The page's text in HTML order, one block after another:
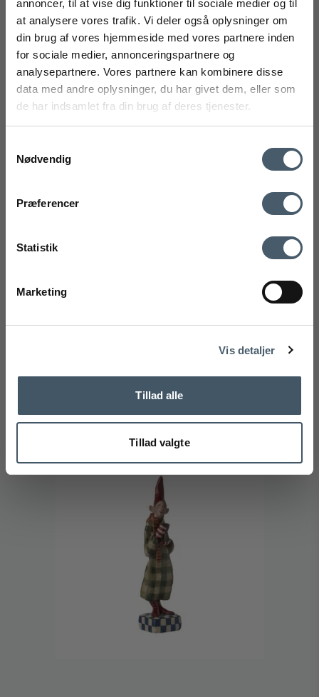
annoncer, til at vise dig funktioner til sociale medier og til
at analysere vores trafik. Vi deler også oplysninger om
din brug af vores hjemmeside med vores partnere inden
for sociale medier, annonceringspartnere og
analysepartnere. Vores partnere kan kombinere disse
data med andre oplysninger, du har givet dem, eller som
de har indsamlet fra din brug af deres tjenester.
Nødvendig
Præferencer
Statistik
Marketing
Vis detaljer
Tillad alle
Tillad valgte
Tilbud
Maileg Julestrømpe - Tern
706-14-5621-00M
240 DKK
FÅ 20% RABAT
*Din rabat kan ikke bruges på i forvejen nedsatte varer eller på
produkter fra Rocket
.
markedsføring med gode tilbud og inspiration. Du kan altid trække dit
samtykke tilbage. Med dit samtykke accepterer du desuden vores